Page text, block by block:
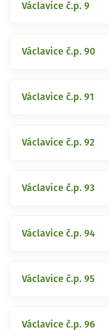
Václavice č.p. 9
Václavice č.p. 90
Václavice č.p. 91
Václavice č.p. 92
Václavice č.p. 93
Václavice č.p. 94
Václavice č.p. 95
Václavice č.p. 96